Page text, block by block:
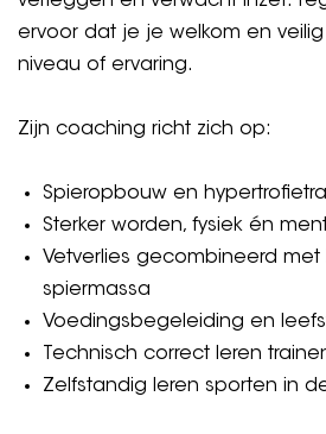
ervoor dat je je welkom en
niveau of ervaring.
Zijn coaching richt zich op:
Spieropbouw en
Sterker worden, fysiek én
Vetverlies gecombineerd
spiermassa
Voedingsbegeleiding en
Technisch correct leren
Zelfstandig leren sporten in